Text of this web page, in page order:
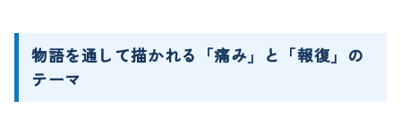
物語を通して描かれる「痛み」と「報復」の
テーマ